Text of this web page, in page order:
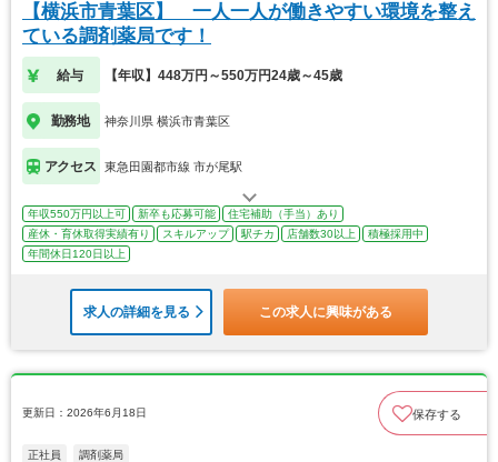
【横浜市青葉区】 一人一人が働きやすい環境を整え
ている調剤薬局です！
給与 【年収】448万円～550万円24歳～45歳
勤務地 神奈川県 横浜市青葉区
アクセス 東急田園都市線 市が尾駅
年収550万円以上可 新卒も応募可能
住宅補助（手当）あり
産休・育休取得実績有り
スキルアップ 駅チカ 店舗数30以上
積極採用中
年間休日120日以上
求人の詳細を見る この求人に興味がある
更新日：2026年6月18日 保存する
正社員 調剤薬局